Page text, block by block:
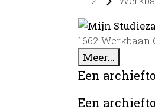
1662 Werkbaan
Meer...
Een
Een